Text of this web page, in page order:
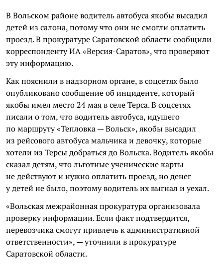
В Вольском районе водитель автобуса якобы высадил
детей из салона, потому что они не смогли оплатить
проезд. В прокуратуре Саратовской области сообщили
корреспонденту ИА «Версия-Саратов», что проверяют
эту информацию.
Как пояснили в надзорном органе, в соцсетях было
опубликовано сообщение об инциденте, который
якобы имел место 24 мая в селе Терса. В соцсетях
писали о том, что водитель автобуса, идущего
по маршруту «Тепловка — Вольск», якобы высадил
из рейсового автобуса мальчика и девочку, которые
хотели из Терсы добраться до Вольска. Водитель якобы
сказал детям, что льготные ученические карты
не действуют и нужно оплатить проезд, но денег
у детей не было, поэтому водитель их выгнал и уехал.
«Вольская межрайонная прокуратура организовала
проверку информации. Если факт подтвердится,
перевозчика смогут привлечь к административной
ответственности», — уточнили в прокуратуре
Саратовской области.